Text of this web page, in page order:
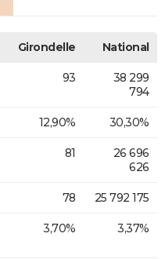
Girondelle National
93
38 299
794
12,90% 30,30%
81
26 696
626
78 25 792 175
3,70% 3,37%